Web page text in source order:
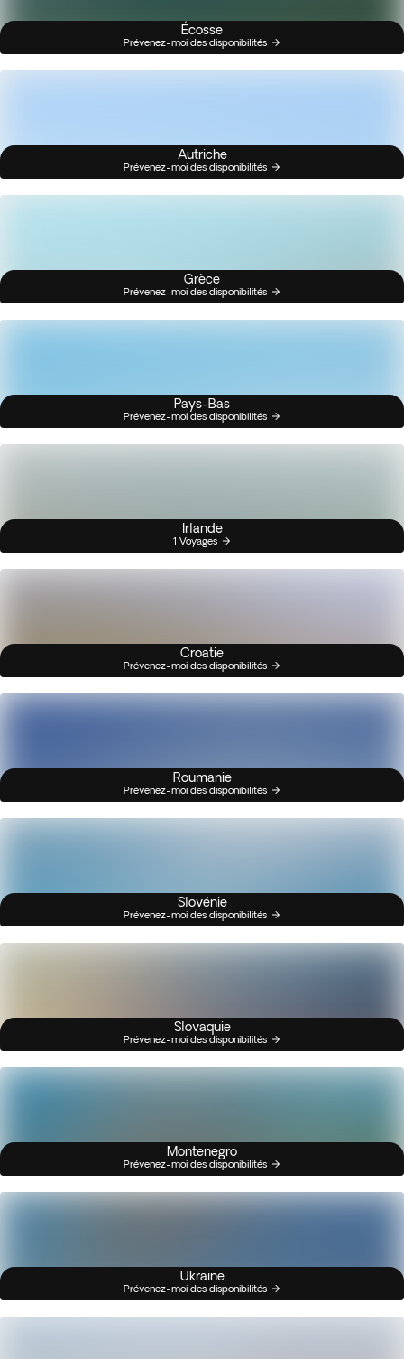
Écosse
Prévenez-moi des disponibilités
Autriche
Prévenez-moi des disponibilités
Grèce
Prévenez-moi des disponibilités
Pays-Bas
Prévenez-moi des disponibilités
Irlande
1 Voyages
Croatie
Prévenez-moi des disponibilités
Roumanie
Prévenez-moi des disponibilités
Slovénie
Prévenez-moi des disponibilités
Slovaquie
Prévenez-moi des disponibilités
Montenegro
Prévenez-moi des disponibilités
Ukraine
Prévenez-moi des disponibilités